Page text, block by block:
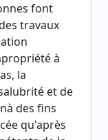
font
travaux
à
la
et de
des fins
qu'après